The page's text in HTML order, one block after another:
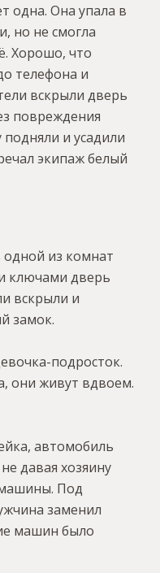
одна. Она упала в
но не смогла
Хорошо, что
телефона и
вскрыли дверь
повреждения
и усадили
экипаж белый
из комнат
ключами дверь
вскрыли и
замок.
подросток.
они живут вдвоем.
автомобиль
давая хозяину
Под
заменил
машин было